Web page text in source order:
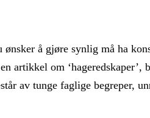
å gjøre synlig må ha
artikkel om
av tunge faglige begreper,